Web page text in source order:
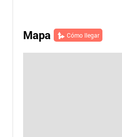
Mapa Cómo llegar